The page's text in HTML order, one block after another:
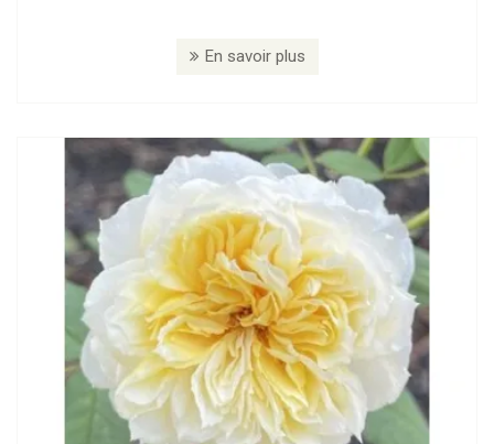
En savoir plus